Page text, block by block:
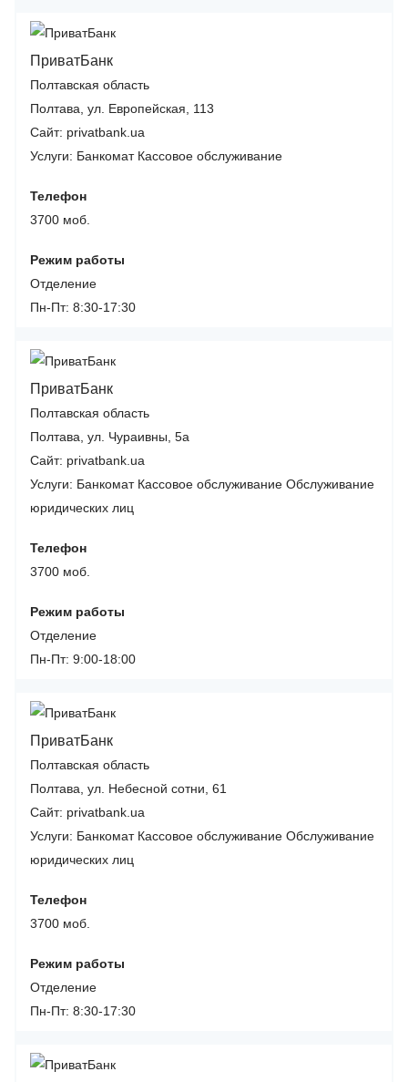
ПриватБанк
Полтавская область
Полтава, ул. Европейская, 113
Сайт: privatbank.ua
Услуги: Банкомат Кассовое обслуживание
Телефон
3700 моб.
Режим работы
Отделение
Пн-Пт: 8:30-17:30
ПриватБанк
Полтавская область
Полтава, ул. Чураивны, 5а
Сайт: privatbank.ua
Услуги: Банкомат Кассовое обслуживание Обслуживание
юридических лиц
Телефон
3700 моб.
Режим работы
Отделение
Пн-Пт: 9:00-18:00
ПриватБанк
Полтавская область
Полтава, ул. Небесной сотни, 61
Сайт: privatbank.ua
Услуги: Банкомат Кассовое обслуживание Обслуживание
юридических лиц
Телефон
3700 моб.
Режим работы
Отделение
Пн-Пт: 8:30-17:30